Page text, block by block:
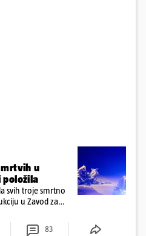
mrtvih u
položila
svih troje smrtno
u Zavod za
83